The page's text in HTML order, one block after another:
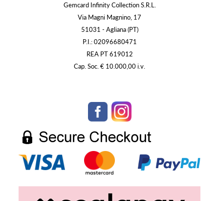
Gemcard Infinity Collection S.R.L.
Via Magni Magnino, 17
51031 - Agliana (PT)
P.I.: 02096680471
REA PT 619012
Cap. Soc. € 10.000,00 i.v.